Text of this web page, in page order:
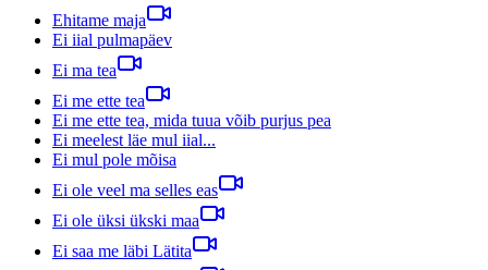
Ehitame maja
Ei iial pulmapäev
Ei ma tea
Ei me ette tea
Ei me ette tea, mida tuua võib purjus pea
Ei meelest läe mul iial...
Ei mul pole mõisa
Ei ole veel ma selles eas
Ei ole üksi ükski maa
Ei saa me läbi Lätita